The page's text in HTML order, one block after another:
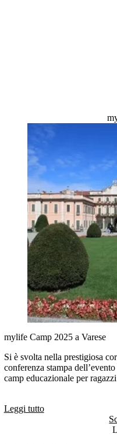
mylife Camp 2025 a Varese
Si è svolta nella prestigiosa
conferenza stampa
camp educazionale per
Leggi tutto